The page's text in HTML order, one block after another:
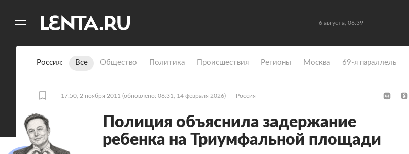
6 августа, 06:39
Россия Все Общество Политика Происшествия Регионы Москва 69-я параллель
17:50, 2 ноября 2011 (обновлено: 06:31, 14 февраля 2026) Россия
Полиция объяснила задержание
ребенка на Триумфальной площади